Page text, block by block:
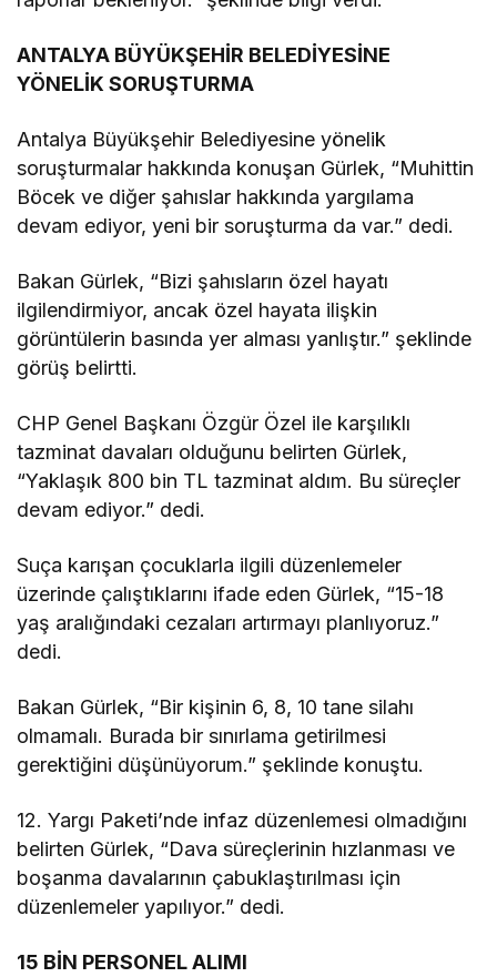
ANTALYA BÜYÜKŞEHİR BELEDİYESİNE
YÖNELİK SORUŞTURMA
Antalya Büyükşehir Belediyesine yönelik
soruşturmalar hakkında konuşan Gürlek, “Muhittin
Böcek ve diğer şahıslar hakkında yargılama
devam ediyor, yeni bir soruşturma da var.” dedi.
Bakan Gürlek, “Bizi şahısların özel hayatı
ilgilendirmiyor, ancak özel hayata ilişkin
görüntülerin basında yer alması yanlıştır.” şeklinde
görüş belirtti.
CHP Genel Başkanı Özgür Özel ile karşılıklı
tazminat davaları olduğunu belirten Gürlek,
“Yaklaşık 800 bin TL tazminat aldım. Bu süreçler
devam ediyor.” dedi.
Suça karışan çocuklarla ilgili düzenlemeler
üzerinde çalıştıklarını ifade eden Gürlek, “15-18
yaş aralığındaki cezaları artırmayı planlıyoruz.”
dedi.
Bakan Gürlek, “Bir kişinin 6, 8, 10 tane silahı
olmamalı. Burada bir sınırlama getirilmesi
gerektiğini düşünüyorum.” şeklinde konuştu.
12. Yargı Paketi’nde infaz düzenlemesi olmadığını
belirten Gürlek, “Dava süreçlerinin hızlanması ve
boşanma davalarının çabuklaştırılması için
düzenlemeler yapılıyor.” dedi.
15 BİN PERSONEL ALIMI